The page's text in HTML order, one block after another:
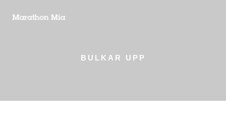
BULKAR UPP